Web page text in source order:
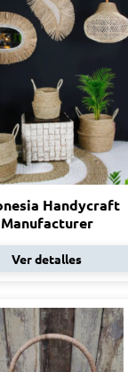
Handycraft
Manufacturer
Ver detalles